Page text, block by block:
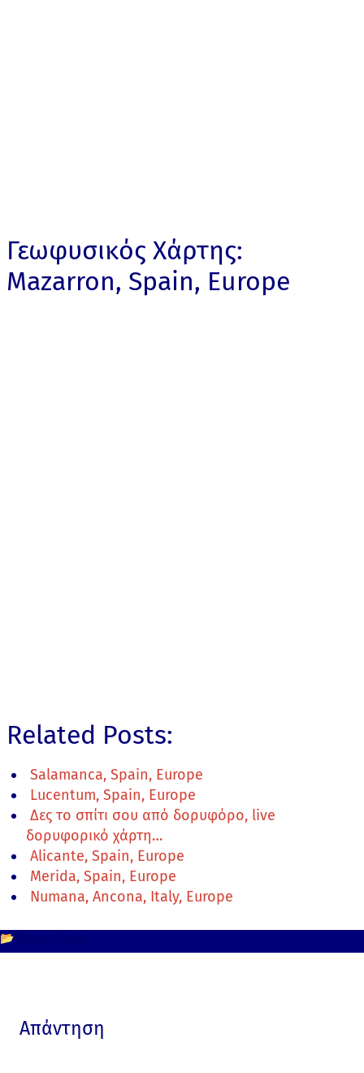
Γεωφυσικός Χάρτης:
Mazarron, Spain, Europe
Related Posts:
Salamanca, Spain, Europe
Lucentum, Spain, Europe
Δες το σπίτι σου από δορυφόρο, live
δορυφορικό χάρτη…
Alicante, Spain, Europe
Merida, Spain, Europe
Numana, Ancona, Italy, Europe
📂
Απάντηση